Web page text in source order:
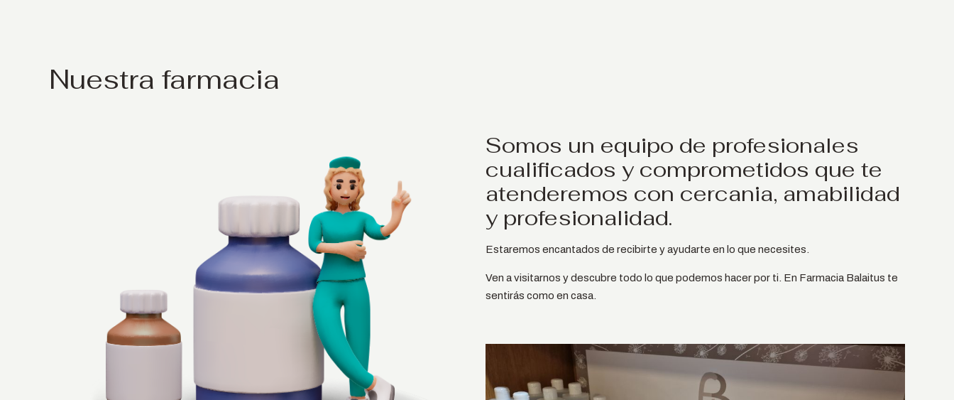
Nuestra farmacia
Somos un equipo de profesionales
cualificados y comprometidos que te
atenderemos con cercania, amabilidad
y profesionalidad.
Estaremos encantados de recibirte y ayudarte en lo que necesites.
Ven a visitarnos y descubre todo lo que podemos hacer por ti. En Farmacia Balaitus te
sentirás como en casa.